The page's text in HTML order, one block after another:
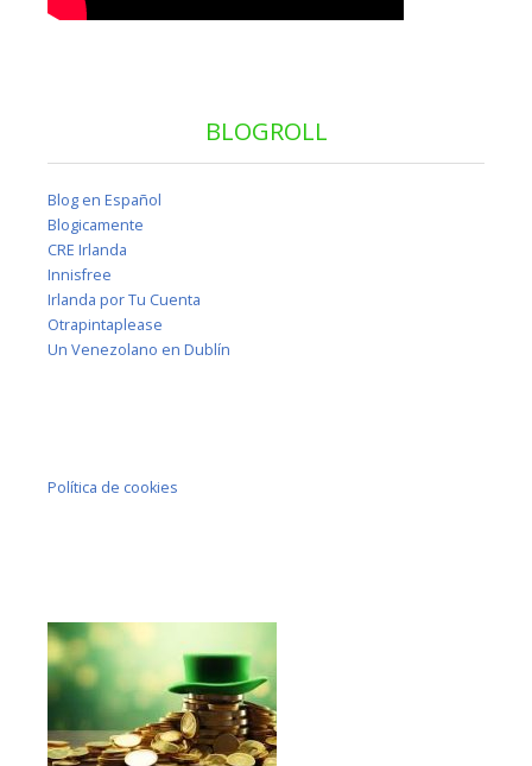
BLOGROLL
Blog en Español
Blogicamente
CRE Irlanda
Innisfree
Irlanda por Tu Cuenta
Otrapintaplease
Un Venezolano en Dublín
Política de cookies